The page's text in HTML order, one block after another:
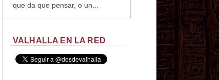
que da que pensar, o un...
VALHALLA EN LA RED